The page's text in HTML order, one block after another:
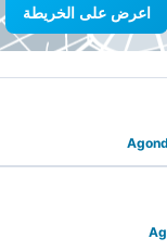
اعرض على الخريطة